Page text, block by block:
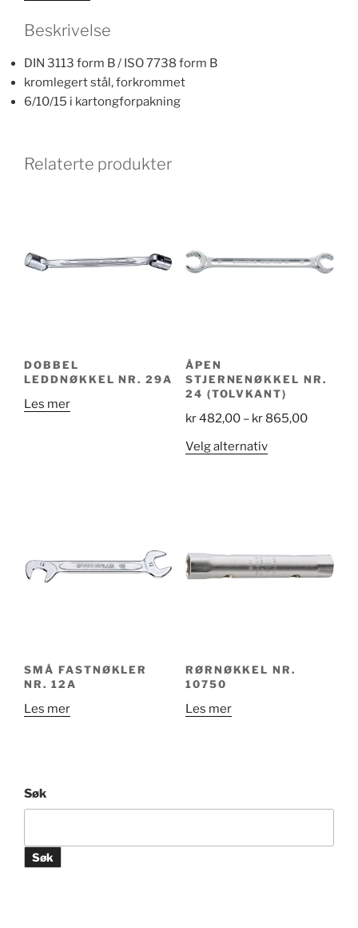
Beskrivelse
DIN 3113 form B / ISO 7738 form B
kromlegert stål, forkrommet
6/10/15 i kartongforpakning
Relaterte produkter
DOBBEL
LEDDNØKKEL NR. 29A
Les mer
ÅPEN
STJERNENØKKEL NR.
24 (TOLVKANT)
kr482,00 – kr865,00Price
Velg alternativDette
kan
velges
SMÅ FASTNØKLER
NR. 12A
Les mer
RØRNØKKEL NR.
10750
Les mer
Søk
Søk